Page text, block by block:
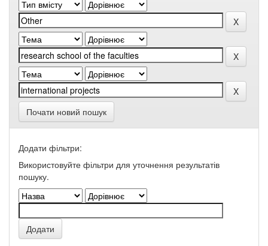
Почати новий пошук
Додати фільтри:
Використовуйте фільтри для уточнення результатів
пошуку.